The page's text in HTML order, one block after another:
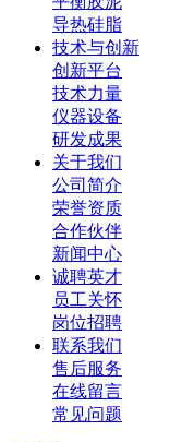
导热硅脂
技术与创新
创新平台
技术力量
仪器设备
研发成果
关于我们
公司简介
荣誉资质
合作伙伴
新闻中心
诚聘英才
员工关怀
岗位招聘
联系我们
售后服务
在线留言
常见问题